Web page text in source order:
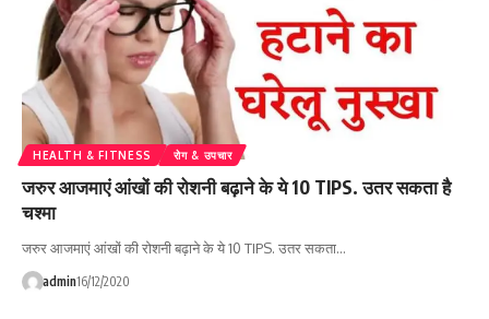
HEALTH & FITNESS रोग & उपचार
जरुर आजमाएं आंखों की रोशनी बढ़ाने के ये 10 TIPS. उतर सकता है
चश्मा
जरुर आजमाएं आंखों की रोशनी बढ़ाने के ये 10 TIPS. उतर सकता…
admin16/12/2020